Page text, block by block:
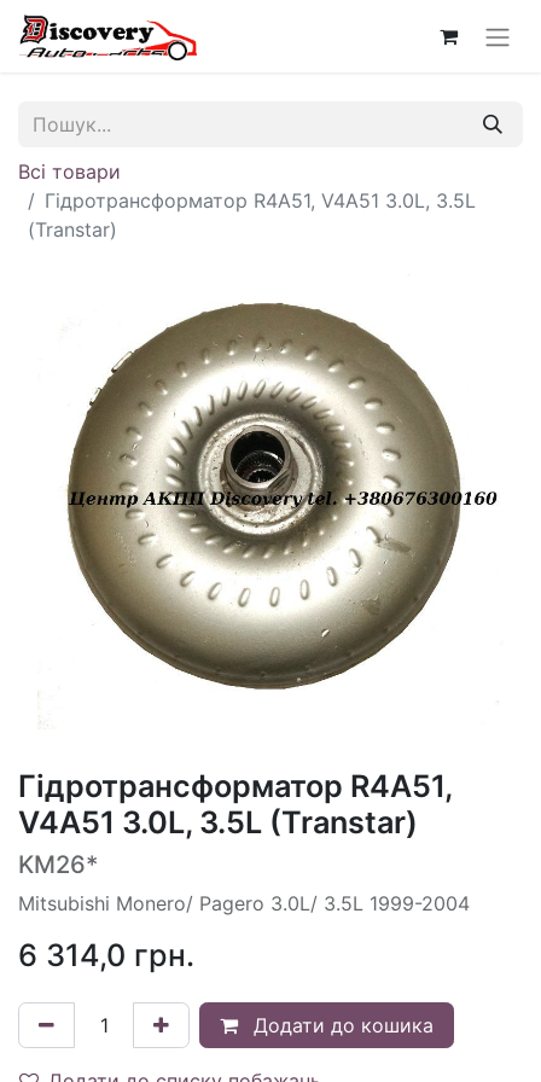
Всі товари
Гідротрансформатор R4A51, V4A51 3.0L, 3.5L
(Transtar)
Гідротрансформатор R4A51,
V4A51 3.0L, 3.5L (Transtar)
KM26*
Mitsubishi Monero/ Pagero 3.0L/ 3.5L 1999-2004
6 314,0 грн.
Додати до кошика